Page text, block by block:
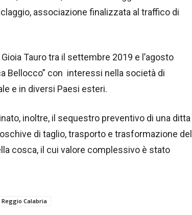
associazione finalizzata al traffico di
Tauro tra il settembre 2019 e l’agosto
Bellocco” con interessi nella società di
e in diversi Paesi esteri.
inoltre, il sequestro preventivo di una ditta
di taglio, trasporto e trasformazione del
cosca, il cui valore complessivo è stato
Reggio Calabria